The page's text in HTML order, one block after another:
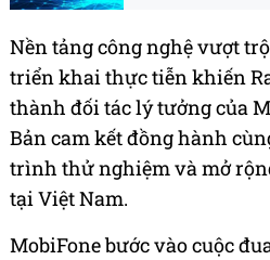
Nền tảng công nghệ vượt
triển khai thực tiễn khiến
thành đối tác lý tưởng của
Bản cam kết đồng hành
trình thử nghiệm và mở
tại Việt Nam.
MobiFone bước vào cuộc